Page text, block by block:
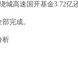
城高速国开基金3.72
完成。
析